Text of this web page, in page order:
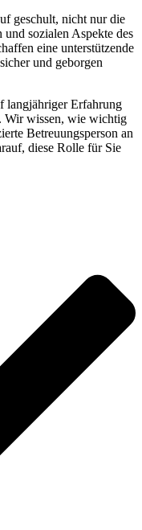
geschult, nicht nur die
sozialen Aspekte des
eine unterstützende
und geborgen
langjähriger Erfahrung
Wir wissen, wie wichtig
Betreuungsperson an
diese Rolle für Sie